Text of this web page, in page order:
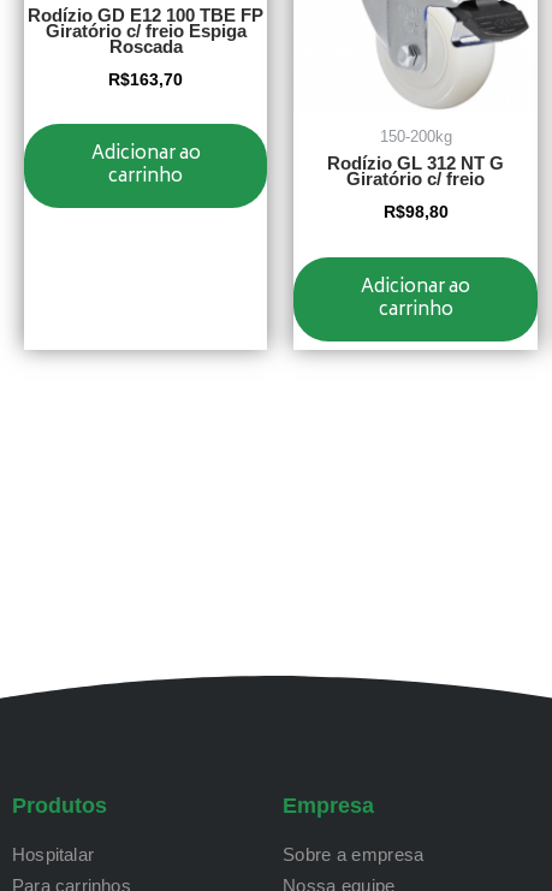
Rodízio GD E12 100 TBE FP
Giratório c/ freio Espiga
Roscada
R$163,70
Adicionar ao
carrinho
150-200kg
Rodízio GL 312 NT G
Giratório c/ freio
R$98,80
Adicionar ao
carrinho
Produtos
Hospitalar
Para carrinhos
Empresa
Sobre a empresa
Nossa equipe